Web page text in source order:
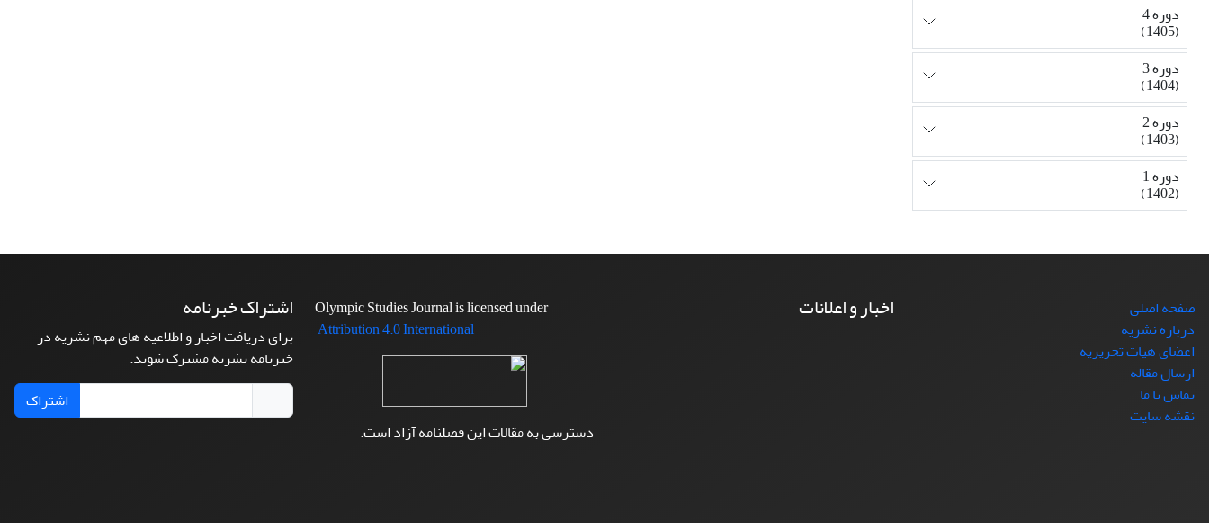
دوره 4
(1405)
دوره 3
(1404)
دوره 2
(1403)
دوره 1
(1402)
صفحه اصلی
درباره نشریه
اعضای هیات تحریریه
ارسال مقاله
تماس با ما
نقشه سایت
اخبار و اعلانات
Olympic Studies Journal is licensed under
Attribution 4.0 International
دسترسی به مقالات این فصلنامه آزاد است.
اشتراک خبرنامه
برای دریافت اخبار و اطلاعیه های مهم نشریه در
خبرنامه نشریه مشترک شوید.
اشتراک